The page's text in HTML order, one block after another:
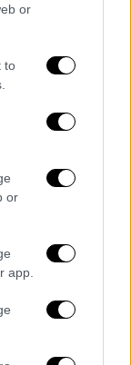
or
to
or
app.
string
he joins
gala
2025
είναι
σε έναν
φαγητό, με
το 1991,